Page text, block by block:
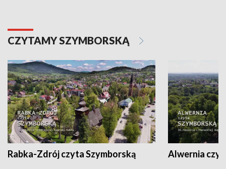
CZYTAMY SZYMBORSKĄ
Rabka-Zdrój czyta Szymborską Alwernia